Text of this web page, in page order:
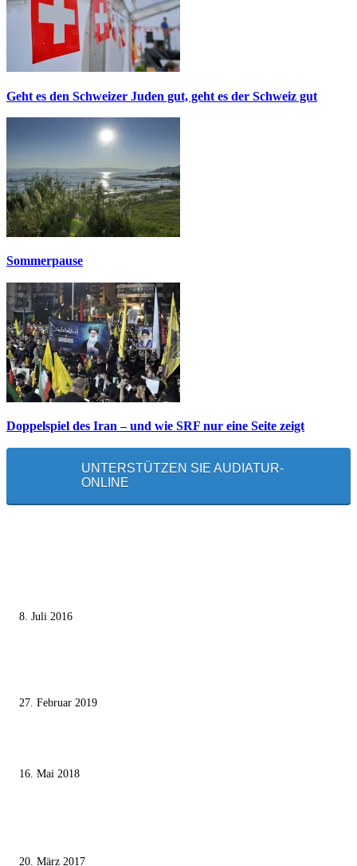
Geht es den Schweizer Juden gut, geht es der Schweiz gut
Sommerpause
Doppelspiel des Iran – und wie SRF nur eine Seite zeigt
UNTERSTÜTZEN SIE AUDIATUR-
ONLINE
8. Juli 2016
27. Februar 2019
16. Mai 2018
20. März 2017